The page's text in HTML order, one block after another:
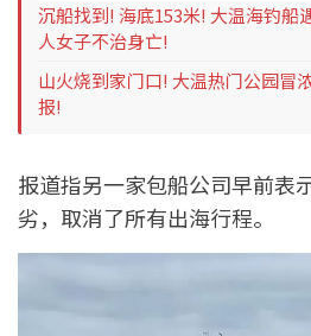
沉船找到! 海底153米! 大温海钓船
人女子不治身亡!
山火烧到家门口! 大温热门公园冒
报!
报道指另一家包船公司早前表
劣，取消了所有出海行程。